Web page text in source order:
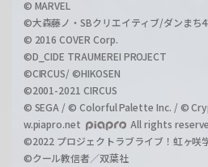
© MARVEL
©大森藤ノ・SBクリエイティブ/ダンまち
© 2016 COVER Corp.
©D_CIDE TRAUMEREI PROJECT
©CIRCUS/ ©HIKOSEN
©2001-2021 CIRCUS
© SEGA / © Colorful Palette Inc. / ©
w.piapro.net
All rights
©2022 プロジェクトラブライブ！虹ヶ咲
©クール教信者／双葉社